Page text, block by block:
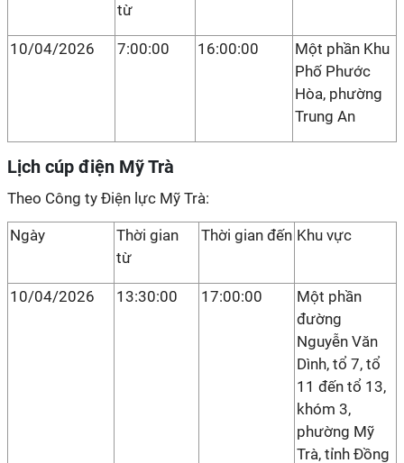
từ
10/04/2026 7:00:00 16:00:00
Một phần Khu
Phố Phước
Hòa, phường
Trung An
Lịch cúp điện Mỹ Trà
Theo Công ty Điện lực Mỹ Trà:
Ngày
Thời gian
từ
Thời gian đến Khu vực
10/04/2026 13:30:00 17:00:00
Một phần
đường
Nguyễn Văn
Dình, tổ 7, tổ
11 đến tổ 13,
khóm 3,
phường Mỹ
Trà, tỉnh Đồng